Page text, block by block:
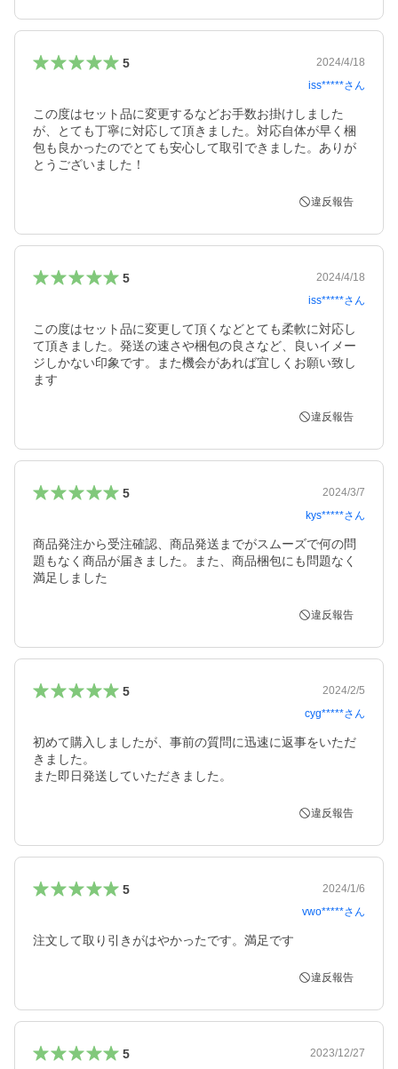
5
2024/4/18
iss*****さん
この度はセット品に変更するなどお手数お掛けしました
が、とても丁寧に対応して頂きました。対応自体が早く梱
包も良かったのでとても安心して取引できました。ありが
とうございました！
違反報告
5
2024/4/18
iss*****さん
この度はセット品に変更して頂くなどとても柔軟に対応し
て頂きました。発送の速さや梱包の良さなど、良いイメー
ジしかない印象です。また機会があれば宜しくお願い致し
ます
違反報告
5
2024/3/7
kys*****さん
商品発注から受注確認、商品発送までがスムーズで何の問
題もなく商品が届きました。また、商品梱包にも問題なく
満足しました
違反報告
5
2024/2/5
cyg*****さん
初めて購入しましたが、事前の質問に迅速に返事をいただ
きました。
また即日発送していただきました。
違反報告
5
2024/1/6
vwo*****さん
注文して取り引きがはやかったです。満足です
違反報告
5
2023/12/27